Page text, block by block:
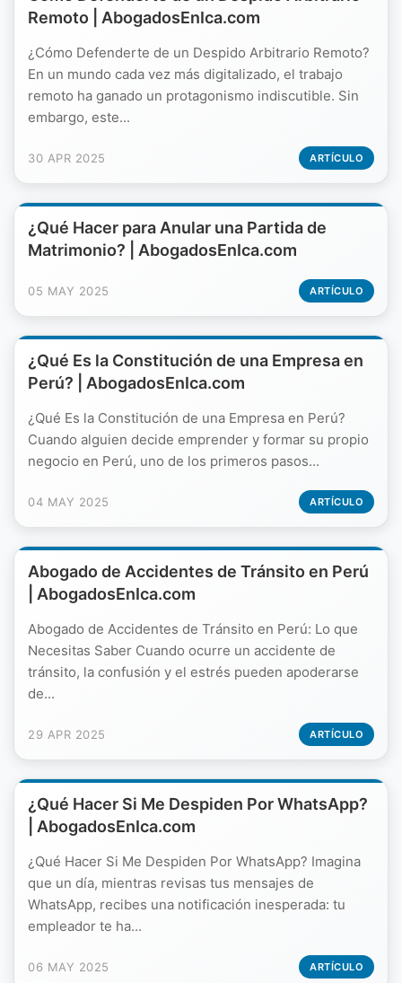
Remoto | AbogadosEnIca.com
¿Cómo Defenderte de un Despido Arbitrario Remoto?
En un mundo cada vez más digitalizado, el trabajo
remoto ha ganado un protagonismo indiscutible. Sin
embargo, este...
30 APR 2025 ARTÍCULO
¿Qué Hacer para Anular una Partida de
Matrimonio? | AbogadosEnIca.com
05 MAY 2025 ARTÍCULO
¿Qué Es la Constitución de una Empresa en
Perú? | AbogadosEnIca.com
¿Qué Es la Constitución de una Empresa en Perú?
Cuando alguien decide emprender y formar su propio
negocio en Perú, uno de los primeros pasos...
04 MAY 2025 ARTÍCULO
Abogado de Accidentes de Tránsito en Perú
| AbogadosEnIca.com
Abogado de Accidentes de Tránsito en Perú: Lo que
Necesitas Saber Cuando ocurre un accidente de
tránsito, la confusión y el estrés pueden apoderarse
de...
29 APR 2025 ARTÍCULO
¿Qué Hacer Si Me Despiden Por WhatsApp?
| AbogadosEnIca.com
¿Qué Hacer Si Me Despiden Por WhatsApp? Imagina
que un día, mientras revisas tus mensajes de
WhatsApp, recibes una notificación inesperada: tu
empleador te ha...
06 MAY 2025 ARTÍCULO